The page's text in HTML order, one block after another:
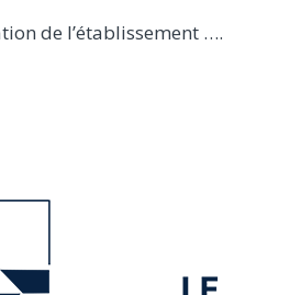
de l’établissement ….